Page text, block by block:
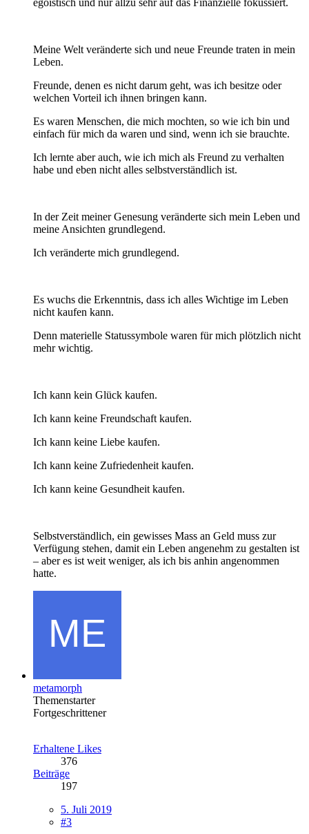
Meine Welt veränderte sich und neue Freunde traten in mein
Leben.
Freunde, denen es nicht darum geht, was ich besitze oder
welchen Vorteil ich ihnen bringen kann.
Es waren Menschen, die mich mochten, so wie ich bin und
einfach für mich da waren und sind, wenn ich sie brauchte.
Ich lernte aber auch, wie ich mich als Freund zu verhalten
habe und eben nicht alles selbstverständlich ist.
In der Zeit meiner Genesung veränderte sich mein Leben und
meine Ansichten grundlegend.
Ich veränderte mich grundlegend.
Es wuchs die Erkenntnis, dass ich alles Wichtige im Leben
nicht kaufen kann.
Denn materielle Statussymbole waren für mich plötzlich nicht
mehr wichtig.
Ich kann kein Glück kaufen.
Ich kann keine Freundschaft kaufen.
Ich kann keine Liebe kaufen.
Ich kann keine Zufriedenheit kaufen.
Ich kann keine Gesundheit kaufen.
Selbstverständlich, ein gewisses Mass an Geld muss zur
Verfügung stehen, damit ein Leben angenehm zu gestalten ist
– aber es ist weit weniger, als ich bis anhin angenommen
hatte.
metamorph
Themenstarter
Fortgeschrittener
Erhaltene Likes
376
Beiträge
197
5. Juli 2019
#3